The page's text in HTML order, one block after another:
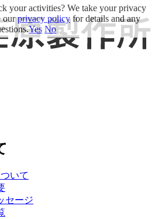
いて
セージ
your activities? We take your privacy
ourprivacy policyfor details and any
Yes No